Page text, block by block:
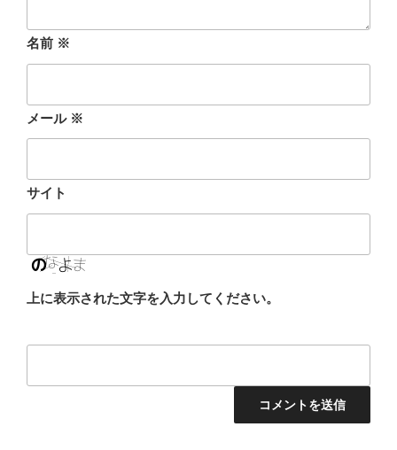
名前 ※
メール ※
サイト
上に表示された文字を入力してください。